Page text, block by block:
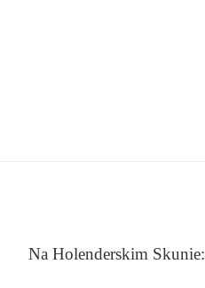
Na Holenderskim Skunie: